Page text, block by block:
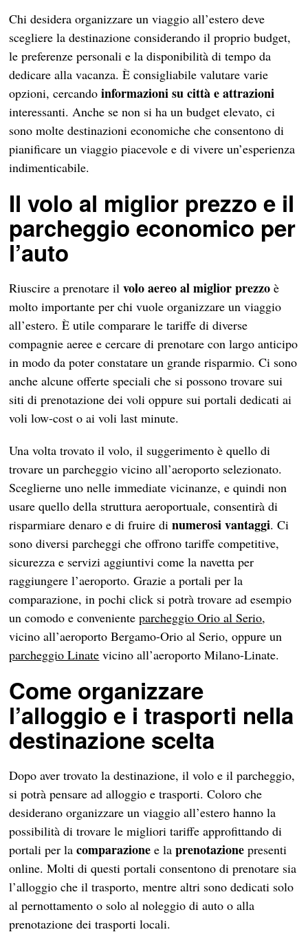
Chi desidera organizzare un viaggio all’estero deve
scegliere la destinazione considerando il proprio budget,
le preferenze personali e la disponibilità di tempo da
dedicare alla vacanza. È consigliabile valutare varie
opzioni, cercandoinformazioni su città e attrazioni
interessanti. Anche se non si ha un budget elevato, ci
sono molte destinazioni economiche che consentono di
pianificare un viaggio piacevole e di vivere un’esperienza
indimenticabile.
Il volo al miglior prezzo e il
parcheggio economico per
l’auto
Riuscire a prenotare ilvolo aereo al miglior prezzo è
molto importante per chi vuole organizzare un viaggio
all’estero. È utile comparare le tariffe di diverse
compagnie aeree e cercare di prenotare con largo anticipo
in modo da poter constatare un grande risparmio. Ci sono
anche alcune offerte speciali che si possono trovare sui
siti di prenotazione dei voli oppure sui portali dedicati ai
voli low-cost o ai voli last minute.
Una volta trovato il volo, il suggerimento è quello di
trovare un parcheggio vicino all’aeroporto selezionato.
Sceglierne uno nelle immediate vicinanze, e quindi non
usare quello della struttura aeroportuale, consentirà di
risparmiare denaro e di fruire dinumerosi vantaggi. Ci
sono diversi parcheggi che offrono tariffe competitive,
sicurezza e servizi aggiuntivi come la navetta per
raggiungere l’aeroporto. Grazie a portali per la
comparazione, in pochi click si potrà trovare ad esempio
un comodo e convenienteparcheggio Orio al Serio,
vicino all’aeroporto Bergamo-Orio al Serio, oppure un
parcheggio Linate vicino all’aeroporto Milano-Linate.
Come organizzare
l’alloggio e i trasporti nella
destinazione scelta
Dopo aver trovato la destinazione, il volo e il parcheggio,
si potrà pensare ad alloggio e trasporti. Coloro che
desiderano organizzare un viaggio all’estero hanno la
possibilità di trovare le migliori tariffe approfittando di
portali per lacomparazione e laprenotazione presenti
online. Molti di questi portali consentono di prenotare sia
l’alloggio che il trasporto, mentre altri sono dedicati solo
al pernottamento o solo al noleggio di auto o alla
prenotazione dei trasporti locali.